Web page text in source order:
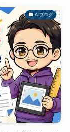
AIブログ